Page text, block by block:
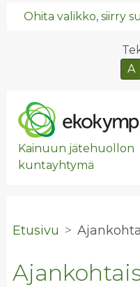
Ohita valikko, siirry
A
Kainuun jätehuollon
kuntayhtymä
Etusivu